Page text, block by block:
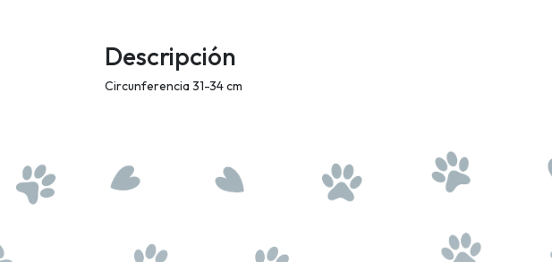
Descripción
Circunferencia 31-34 cm